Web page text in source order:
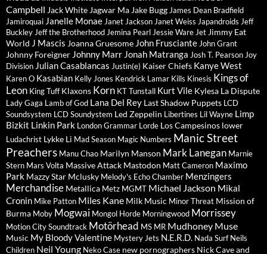
Campbell Jack White Jagwar Ma Jake Bugg James Dean Bradfield
Jamiroquai Janelle Monae Janet Jackson Janet Weiss Japandroids Jeff
Buckley Jeff the Brotherhood Jemina Pearl Jessie Ware Jet Jimmy Eat
World J Mascis Joanna Gruesome John Frusciante John Grant
Johnny Foreigner Johnny Marr Jonah Matranga Josh T. Pearson Joy
Division Julian Casablancas Justin(e) Kaiser Chiefs Kanye West
Karen O Kasabian Kelly Jones Kendrick Lamar Kills Kinesis Kings of
Leon King Tuff Klaxons Korn KT Tunstall Kurt Vile Kylesa La Dispute
Lady Gaga Lamb of God Lana Del Rey Last Shadow Puppets LCD
Soundsystem LCD Soundystem Led Zeppelin Libertines Lil Wayne Limp
Bizkit Linkin Park London Grammar Lorde Los Campesinos lower
Ludachrist Lykke Li Mad Season Magic Numbers Manic Street
Preachers Manu Chao Marilyn Manson Mark Lanegan Marnie
Stern Mars Volta Massive Attack Mastodon Matt Cameron Maximo
Park Mazzy Star Mclusky Melody's Echo Chamber Menzingers
Merchandise Metallica Metz MGMT Michael Jackson Mikal
Cronin Mike Patton Miles Kane Milk Music Minor Threat Mission of
Burma Moby Mogwai Mongol Horde Morningwood Morrissey
Motion City Soundtrack Motörhead MS MR Mudhoney Muse
Music My Bloody Valentine Mystery Jets N.E.R.D. Nada Surf Neils
Children Neil Young Neko Case new pornographers Nick Cave and